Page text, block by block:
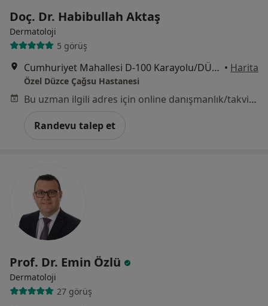
Doç. Dr. Habibullah Aktaş
Dermatoloji
5 görüş
Cumhuriyet Mahallesi D-100 Karayolu/DÜZCE, Düzce • Harita
Özel Düzce Çağsu Hastanesi
Bu uzman ilgili adres için online danışmanlık/takvim sunmuyor.
Randevu talep et
Prof. Dr. Emin Özlü
Dermatoloji
27 görüş